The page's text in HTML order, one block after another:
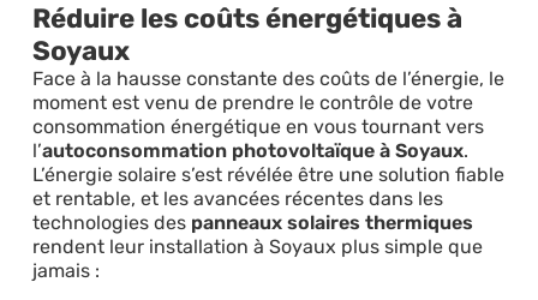
Réduire les coûts énergétiques à
Soyaux
Face à la hausse constante des coûts de l’énergie, le
moment est venu de prendre le contrôle de votre
consommation énergétique en vous tournant vers
l’autoconsommation photovoltaïque à Soyaux.
L’énergie solaire s’est révélée être une solution fiable
et rentable, et les avancées récentes dans les
technologies des panneaux solaires thermiques
rendent leur installation à Soyaux plus simple que
jamais :